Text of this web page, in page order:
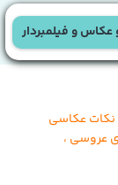
عکاس و فیلمبردار
نکات عکاسی
عروسی ،